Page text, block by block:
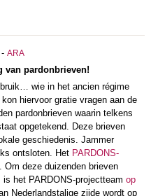
- ARA
van pardonbrieven!
wie in het ancien régime
hiervoor gratie vragen aan de
pardonbrieven waarin telkens
opgetekend. Deze brieven
geschiedenis. Jammer
ontsloten. Het PARDONS-
deze duizenden brieven
het PARDONS-projectteam op
Nederlandstalige zijde wordt op